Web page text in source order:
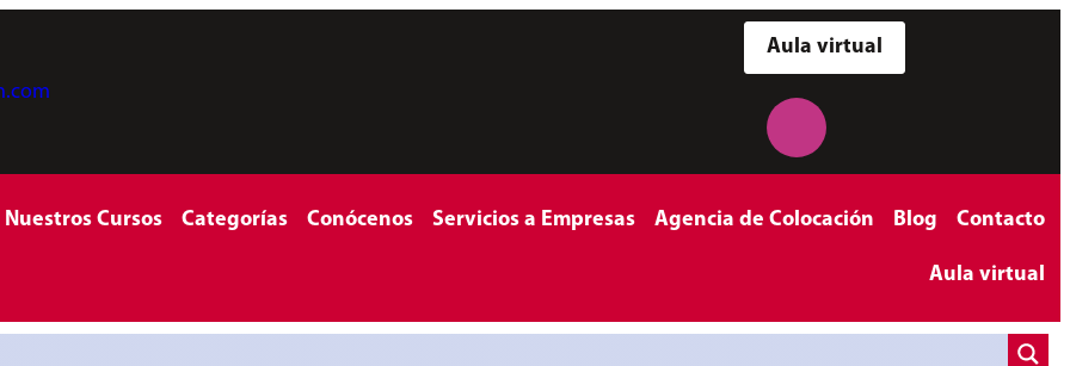
Aula virtual
Nuestros Cursos Categorías Conócenos Servicios a Empresas Agencia de Colocación Blog Contacto
Aula virtual